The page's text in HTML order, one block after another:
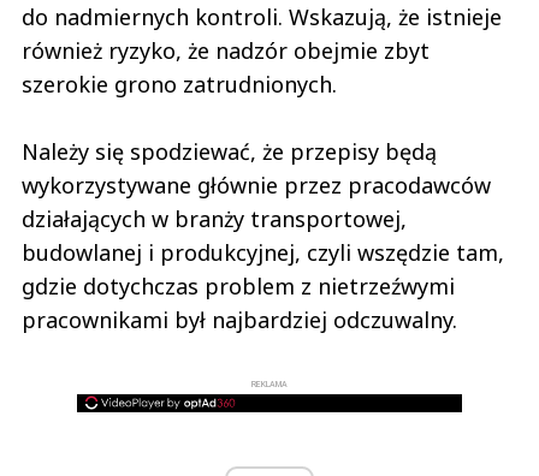
do nadmiernych kontroli. Wskazują, że istnieje
również ryzyko, że nadzór obejmie zbyt
szerokie grono zatrudnionych.
Należy się spodziewać, że przepisy będą
wykorzystywane głównie przez pracodawców
działających w branży transportowej,
budowlanej i produkcyjnej, czyli wszędzie tam,
gdzie dotychczas problem z nietrzeźwymi
pracownikami był najbardziej odczuwalny.
REKLAMA